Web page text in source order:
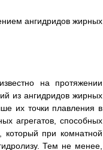
ангидридов жирных
на протяжении
из ангидридов жирных
их точки плавления в
агрегатов, способных
который при комнатной
Тем не менее,